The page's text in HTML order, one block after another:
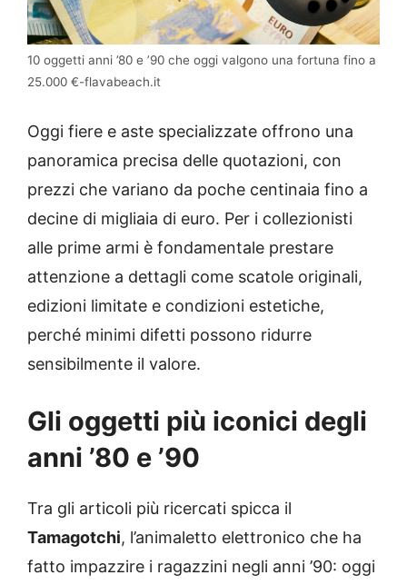
10 oggetti anni ’80 e ’90 che oggi valgono una fortuna fino a
25.000 €-flavabeach.it
Oggi fiere e aste specializzate offrono una
panoramica precisa delle quotazioni, con
prezzi che variano da poche centinaia fino a
decine di migliaia di euro. Per i collezionisti
alle prime armi è fondamentale prestare
attenzione a dettagli come scatole originali,
edizioni limitate e condizioni estetiche,
perché minimi difetti possono ridurre
sensibilmente il valore.
Gli oggetti più iconici degli
anni ’80 e ’90
Tra gli articoli più ricercati spicca il
Tamagotchi, l’animaletto elettronico che ha
fatto impazzire i ragazzini negli anni ’90: oggi